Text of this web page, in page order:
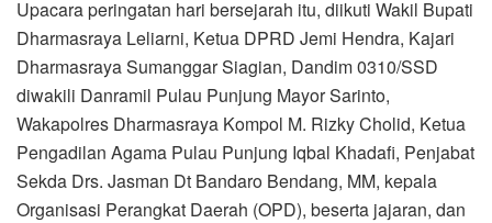
Upacara peringatan hari bersejarah itu, diikuti Wakil Bupati
Dharmasraya Leliarni, Ketua DPRD Jemi Hendra, Kajari
Dharmasraya Sumanggar Siagian, Dandim 0310/SSD
diwakili Danramil Pulau Punjung Mayor Sarinto,
Wakapolres Dharmasraya Kompol M. Rizky Cholid, Ketua
Pengadilan Agama Pulau Punjung Iqbal Khadafi, Penjabat
Sekda Drs. Jasman Dt Bandaro Bendang, MM, kepala
Organisasi Perangkat Daerah (OPD), beserta jajaran, dan